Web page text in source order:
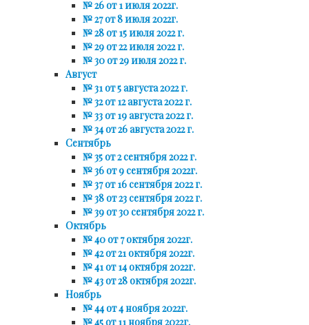
№ 26 от 1 июля 2022г.
№ 27 от 8 июля 2022г.
№ 28 от 15 июля 2022 г.
№ 29 от 22 июля 2022 г.
№ 30 от 29 июля 2022 г.
Август
№ 31 от 5 августа 2022 г.
№ 32 от 12 августа 2022 г.
№ 33 от 19 августа 2022 г.
№ 34 от 26 августа 2022 г.
Сентябрь
№ 35 от 2 сентября 2022 г.
№ 36 от 9 сентября 2022г.
№ 37 от 16 сентября 2022 г.
№ 38 от 23 сентября 2022 г.
№ 39 от 30 сентября 2022 г.
Октябрь
№ 40 от 7 октября 2022г.
№ 42 от 21 октября 2022г.
№ 41 от 14 октября 2022г.
№ 43 от 28 октября 2022г.
Ноябрь
№ 44 от 4 ноября 2022г.
№ 45 от 11 ноября 2022г.